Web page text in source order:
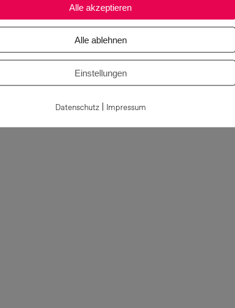
Um das Video-
Cookies akzeptieren.
Alle akzeptieren
Alle ablehnen
Einstellungen
Datenschutz| Impressum